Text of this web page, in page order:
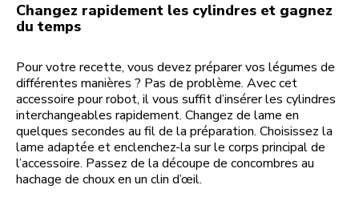
Changez rapidement les cylindres et gagnez
du temps
Pour votre recette, vous devez préparer vos légumes de
différentes manières ? Pas de problème. Avec cet
accessoire pour robot, il vous suffit d’insérer les cylindres
interchangeables rapidement. Changez de lame en
quelques secondes au fil de la préparation. Choisissez la
lame adaptée et enclenchez-la sur le corps principal de
l’accessoire. Passez de la découpe de concombres au
hachage de choux en un clin d’œil.